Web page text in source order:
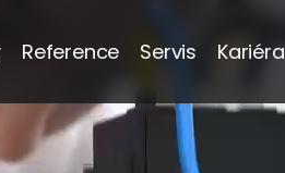
Reference Servis Kariéra